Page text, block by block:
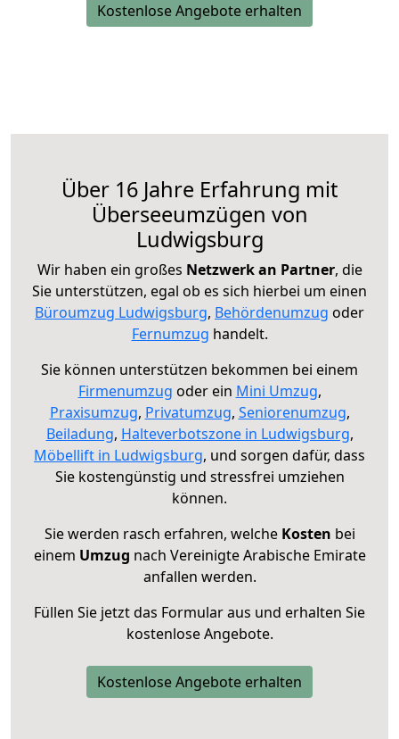
Kostenlose Angebote erhalten
Über 16 Jahre Erfahrung mit
Überseeumzügen von
Ludwigsburg
Wir haben ein großes Netzwerk an Partner, die
Sie unterstützen, egal ob es sich hierbei um einen
Büroumzug Ludwigsburg, Behördenumzug oder
Fernumzug handelt.
Sie können unterstützen bekommen bei einem
Firmenumzug oder ein Mini Umzug,
Praxisumzug, Privatumzug, Seniorenumzug,
Beiladung, Halteverbotszone in Ludwigsburg,
Möbellift in Ludwigsburg, und sorgen dafür, dass
Sie kostengünstig und stressfrei umziehen
können.
Sie werden rasch erfahren, welche Kosten bei
einem Umzug nach Vereinigte Arabische Emirate
anfallen werden.
Füllen Sie jetzt das Formular aus und erhalten Sie
kostenlose Angebote.
Kostenlose Angebote erhalten